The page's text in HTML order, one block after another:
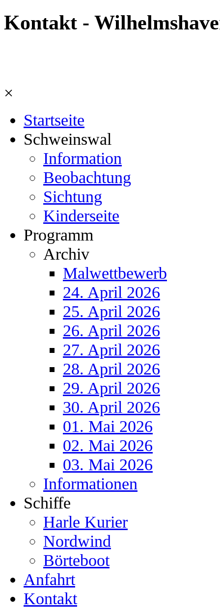
Kontakt -
×
Startseite
Schweinswal
Information
Beobachtung
Sichtung
Kinderseite
Programm
Archiv
Malwettbewerb
24. April 2026
25. April 2026
26. April 2026
27. April 2026
28. April 2026
29. April 2026
30. April 2026
01. Mai 2026
02. Mai 2026
03. Mai 2026
Informationen
Schiffe
Harle Kurier
Nordwind
Börteboot
Anfahrt
Kontakt